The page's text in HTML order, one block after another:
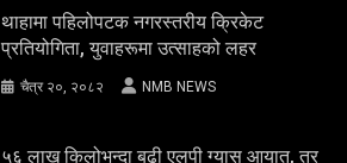
थाहामा पहिलोपटक नगरस्तरीय क्रिकेट
प्रतियोगिता, युवाहरूमा उत्साहको लहर
चैत्र २०, २०८२ NMB NEWS
५६ लाख किलोभन्दा बढी एलपी ग्यास आयात, तर